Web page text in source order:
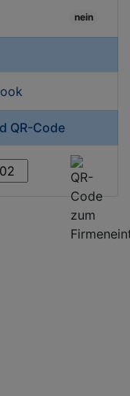
nein
QR-Code